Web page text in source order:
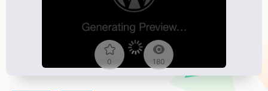
0 180